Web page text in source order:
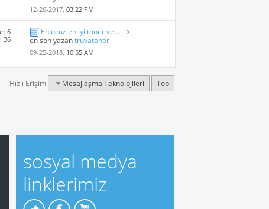
12-26-2017,03:22 PM
6
36
En ucuz en iyi toner ve...
en son yazantruvatoner
09-25-2018, 10:55 AM
Hızlı Erişim Mesajlaşma Teknolojileri Top
sosyal medya
linklerimiz